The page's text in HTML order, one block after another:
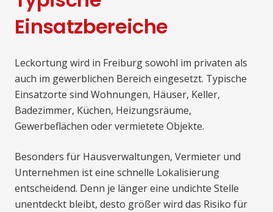
Einsatzbereiche
Leckortung wird in Freiburg sowohl im privaten als
auch im gewerblichen Bereich eingesetzt. Typische
Einsatzorte sind Wohnungen, Häuser, Keller,
Badezimmer, Küchen, Heizungsräume,
Gewerbeflächen oder vermietete Objekte.
Besonders für Hausverwaltungen, Vermieter und
Unternehmen ist eine schnelle Lokalisierung
entscheidend. Denn je länger eine undichte Stelle
unentdeckt bleibt, desto größer wird das Risiko für